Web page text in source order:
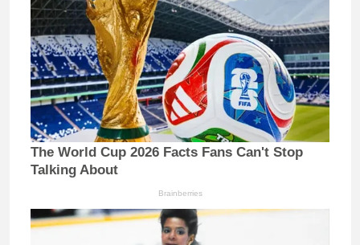
The World Cup 2026 Facts Fans Can't Stop
Talking About
Brainberries